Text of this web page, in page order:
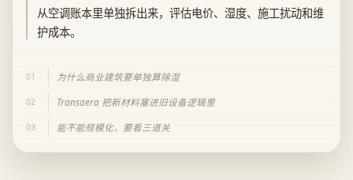
从空调账本里单独拆出来，评估电价、湿度、施工扰动和维
护成本。
01 为什么商业建筑要单独算除湿
02 Transaera 把新材料塞进旧设备逻辑里
03 能不能规模化，要看三道关